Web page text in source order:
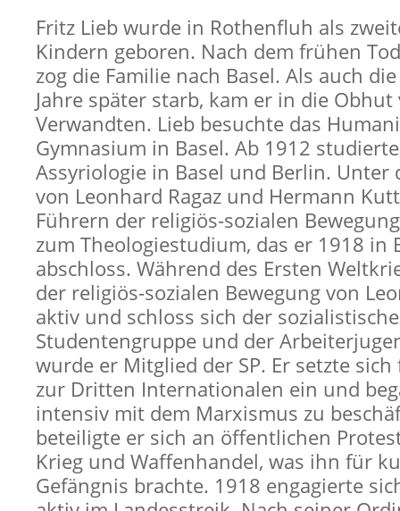
Fritz Lieb wurde in Rothenfluh als
Kindern geboren. Nach dem frühen
zog die Familie nach Basel. Als auch
Jahre später starb, kam er in die Obhut
Verwandten. Lieb besuchte das
Gymnasium in Basel. Ab 1912
Assyriologie in Basel und Berlin. Unter
von Leonhard Ragaz und Hermann
Führern der religiös-sozialen
zum Theologiestudium, das er 1918 in
abschloss. Während des Ersten
der religiös-sozialen Bewegung von
aktiv und schloss sich der
Studentengruppe und der
wurde er Mitglied der SP. Er setzte
zur Dritten Internationalen ein und
intensiv mit dem Marxismus zu
beteiligte er sich an öffentlichen
Krieg und Waffenhandel, was ihn für
Gefängnis brachte. 1918 engagierte